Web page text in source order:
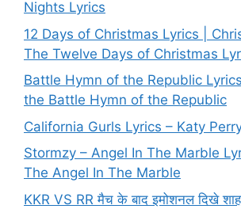
Nights Lyrics
12 Days of Christmas Lyrics |
The Twelve Days of Christmas
Battle Hymn of the Republic
the Battle Hymn of the Republic
California Gurls Lyrics – Katy
Stormzy – Angel In The Marble
The Angel In The Marble
KKR VS RR मैच के बाद इमोशनल दिखे